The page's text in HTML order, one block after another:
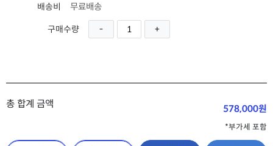
배송비
무료배송
구매수량
총 합계 금액 578,000원
*부가세 포함